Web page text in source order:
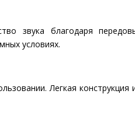
звука благодаря
условиях.
Легкая